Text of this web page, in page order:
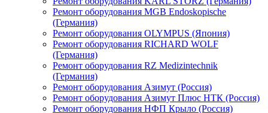
Ремонт оборудования MGB Endoskopische
(Германия)
Ремонт оборудования OLYMPUS (Япония)
Ремонт оборудования RICHARD WOLF
(Германия)
Ремонт оборудования RZ Medizintechnik
(Германия)
Ремонт оборудования Азимут (Россия)
Ремонт оборудования Азимут Плюс НТК (Россия)
Ремонт оборудования НФП Крыло (Россия)